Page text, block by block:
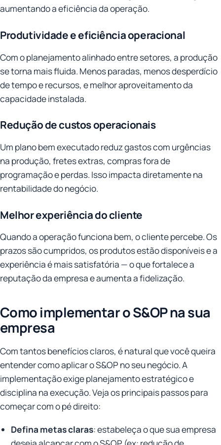
aumentando a eficiência da operação.
Produtividade e eficiência operacional
Com o planejamento alinhado entre setores, a produção
se torna mais fluida. Menos paradas, menos desperdício
de tempo e recursos, e melhor aproveitamento da
capacidade instalada.
Redução de custos operacionais
Um plano bem executado reduz gastos com urgências
na produção, fretes extras, compras fora de
programação e perdas. Isso impacta diretamente na
rentabilidade do negócio.
Melhor experiência do cliente
Quando a operação funciona bem, o cliente percebe. Os
prazos são cumpridos, os produtos estão disponíveis e a
experiência é mais satisfatória — o que fortalece a
reputação da empresa e aumenta a fidelização.
Como implementar o S&OP na sua
empresa
Com tantos benefícios claros, é natural que você queira
entender como aplicar o S&OP no seu negócio. A
implementação exige planejamento estratégico e
disciplina na execução. Veja os principais passos para
começar com o pé direito:
Defina metas claras: estabeleça o que sua empresa